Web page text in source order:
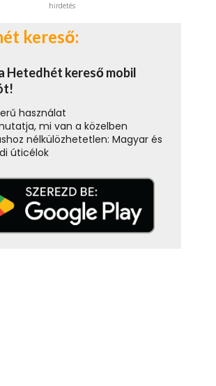
hirdetés
kereső:
Hetedhét kereső mobil
használat
mi van a közelben
nélkülözhetetlen: Magyar és
úticélok